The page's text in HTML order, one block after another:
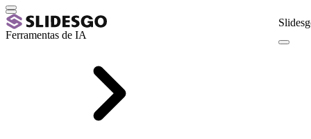
Ferramentas de IA